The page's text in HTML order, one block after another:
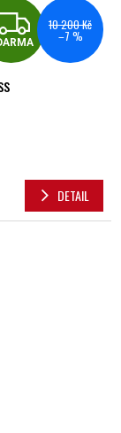
10 200 Kč
–7 %
DETAIL